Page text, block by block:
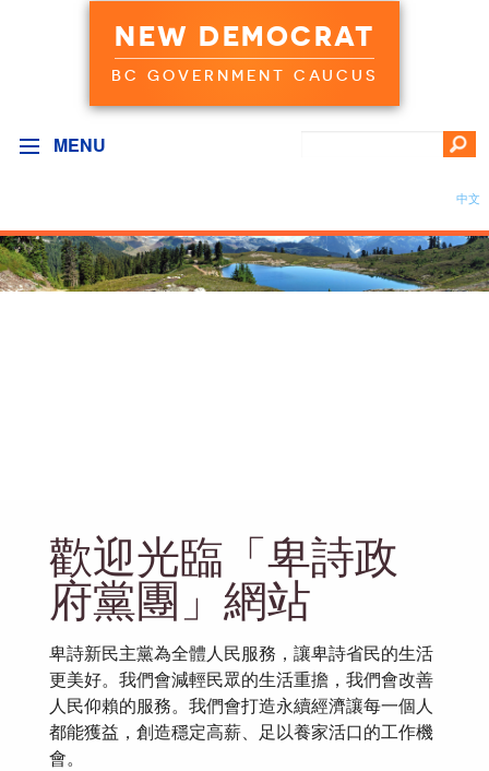
NEW DEMOCRAT
BC GOVERNMENT CAUCUS
MENU
中文
歡迎光臨「卑詩政
府黨團」網站
卑詩新民主黨為全體人民服務，讓卑詩省民的生活
更美好。我們會減輕民眾的生活重擔，我們會改善
人民仰賴的服務。我們會打造永續經濟讓每一個人
都能獲益，創造穩定高薪、足以養家活口的工作機
會。